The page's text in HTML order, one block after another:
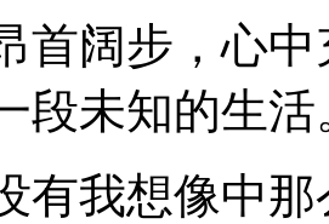
首阔步，心
段未知的生活
有我想像中